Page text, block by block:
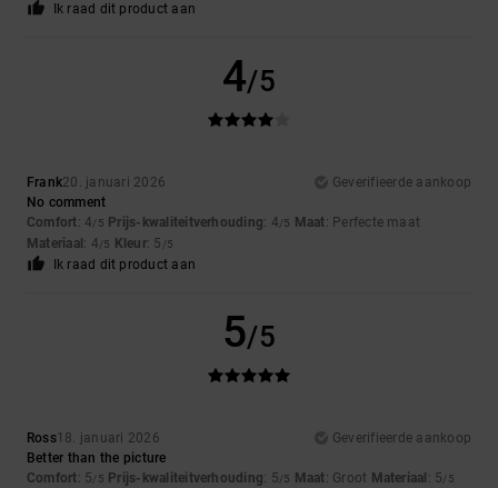
Ik raad dit product aan
4/5
Frank20. januari 2026
Geverifieerde aankoop
No comment
Comfort: 4/5 Prijs-kwaliteitverhouding: 4/5 Maat: Perfecte maat
Materiaal : 4/5 Kleur: 5 /5
Ik raad dit product aan
5/5
Ross18. januari 2026
Geverifieerde aankoop
Better than the picture
Comfort: 5/5 Prijs-kwaliteitverhouding: 5/5 Maat: Groot Materiaal : 5/5